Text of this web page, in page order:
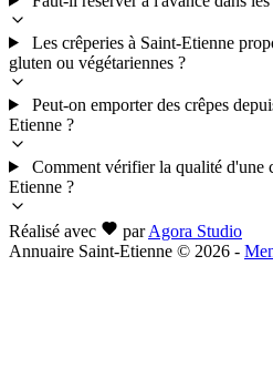
Les crêperies à Saint-Etienne
gluten ou végétariennes ?
Peut-on emporter des crêpes
Etienne ?
Comment vérifier la qualité d'une
Etienne ?
Réalisé avec par Agora Studio
Annuaire Saint-Etienne © 2026 -